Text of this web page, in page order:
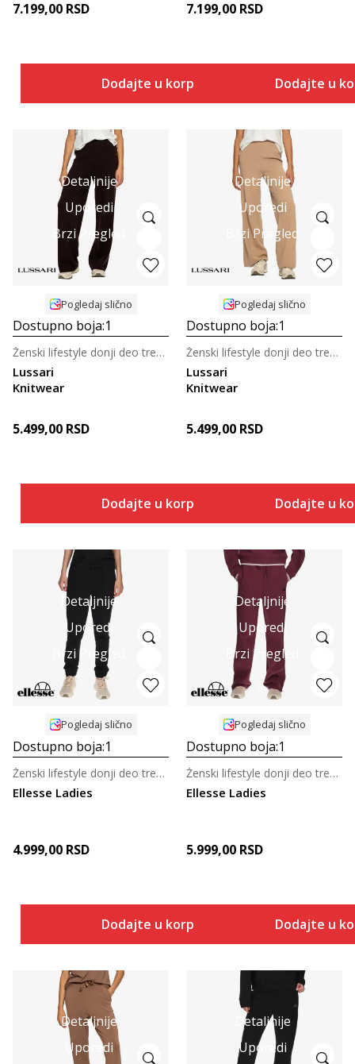
7.199,00 RSD
Dodajte u korpu
7.199,00 RSD
Dodajte u
Detaljnije
Uporedi
Brzi Pregled
Pogledaj slično
Dostupno boja:1
Lussari
Knitwear
Ženski lifestyle donji deo trenerke
5.499,00 RSD
Dodajte u korpu
Detaljnije
Uporedi
Brzi Pregled
Pogledaj slično
Dostupno boja:1
Lussari
Knitwear
Ženski lifestyle donji deo trenerke
5.499,00 RSD
Dodajte u
Detaljnije
Uporedi
Brzi Pregled
Pogledaj slično
Dostupno boja:1
Ellesse Ladies
Ženski lifestyle donji deo trenerke
4.999,00 RSD
Dodajte u korpu
Detaljnije
Uporedi
Brzi Pregled
Pogledaj slično
Dostupno boja:1
Ellesse Ladies
Ženski lifestyle donji deo trenerke
5.999,00 RSD
Dodajte u
Detaljnije
Uporedi
Detaljnije
Uporedi